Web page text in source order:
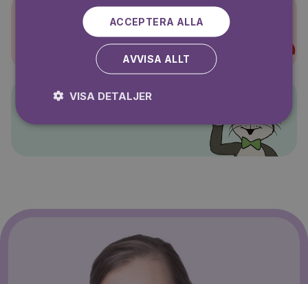
Super-Charlie
ACCEPTERA ALLA
AVVISA ALLT
VISA DETALJER